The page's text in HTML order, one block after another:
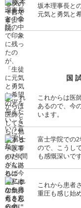
坂本理事長と
元気と勇気と
国
これからは医
あるので、今
います。
富士学院での
ので、こうし
も感慨深いです
これから患者
重圧も感じ始